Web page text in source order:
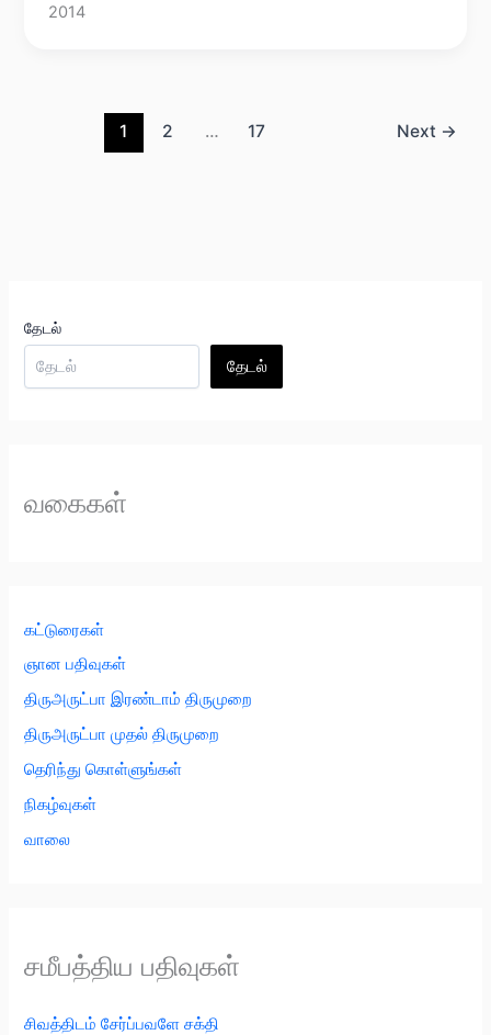
2014
1 2 … 17 Next →
தேடல்
தேடல்
வகைகள்
கட்டுரைகள்
ஞான பதிவுகள்
திருஅருட்பா இரண்டாம் திருமுறை
திருஅருட்பா முதல் திருமுறை
தெரிந்து கொள்ளுங்கள்
நிகழ்வுகள்
வாலை
சமீபத்திய பதிவுகள்
சிவத்திடம் சேர்ப்பவளே சக்தி